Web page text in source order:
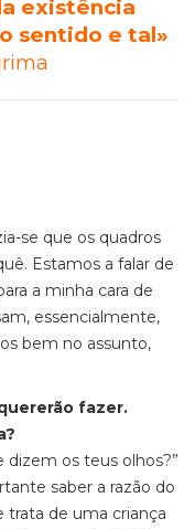
existência
sentido e tal»
se que os quadros
Estamos a falar de
a minha cara de
essencialmente,
bem no assunto,
fazer.
os teus olhos?”
saber a razão do
trata de uma criança